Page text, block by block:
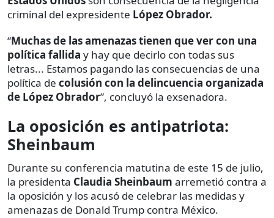
criminal del expresidente López Obrador.
“Muchas de las amenazas tienen que ver con una
política fallida y hay que decirlo con todas sus
letras... Estamos pagando las consecuencias de una
política de colusión con la delincuencia organizada
de López Obrador”, concluyó la exsenadora.
La oposición es antipatriota:
Sheinbaum
Durante su conferencia matutina de este 15 de julio,
la presidenta Claudia Sheinbaum arremetió contra a
la oposición y los acusó de celebrar las medidas y
amenazas de Donald Trump contra México.